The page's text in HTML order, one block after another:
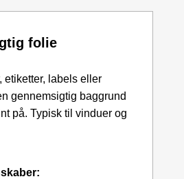
folie
etiketter, labels eller
gennemsigtig baggrund
på. Typisk til vinduer og